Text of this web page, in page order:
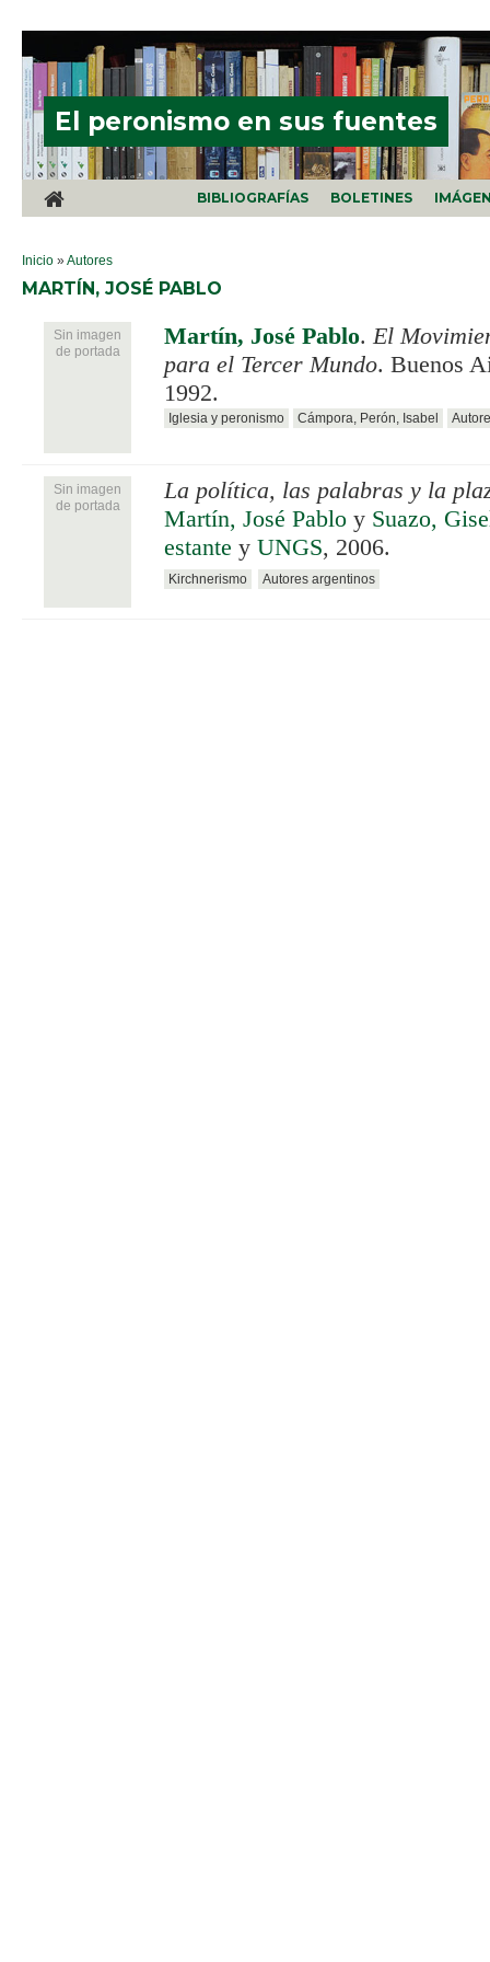
El peronismo en sus fuentes
BIBLIOGRAFÍAS BOLETINES
SE ENCUENTRA USTED AQUÍ
Inicio »Autores
MARTÍN, JOSÉ PABLO
Sin imagen
de portada
Martín, José Pablo.El
para el Tercer Mundo. Buenos
1992.
Iglesia y peronismo Cámpora, Perón, Isabel
Sin imagen
de portada
La política, las palabras y la
Martín, José Pablo y Suazo,
estante y UNGS, 2006.
Kirchnerismo Autores argentinos